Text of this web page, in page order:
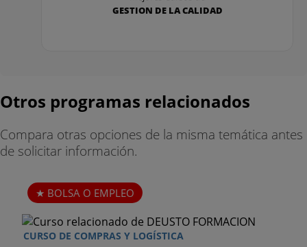
Fichas de almacén
Definición del entorno y embarque
Funciones básicas y embarque
Tipos de envases
Materiales
GESTION DE LA CALIDAD
Otros programas relacionados
Compara otras opciones de la misma temática antes
de solicitar información.
BOLSA O EMPLEO
CURSO DE COMPRAS Y LOGÍSTICA